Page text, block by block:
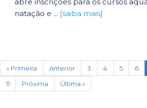
natação e ... [saiba mais]
« Primeira Anterior 3 4 5 6
11
Próxima Última »